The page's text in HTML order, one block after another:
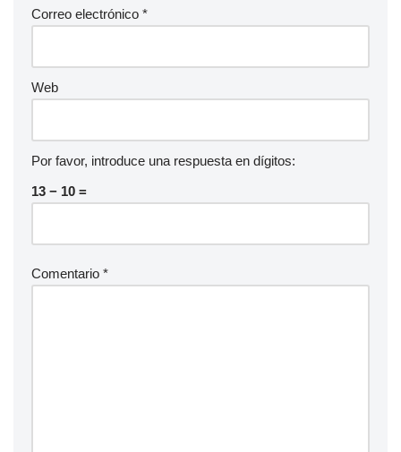
Correo electrónico *
Web
Por favor, introduce una respuesta en dígitos:
13 − 10 =
Comentario *